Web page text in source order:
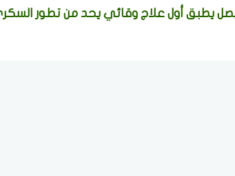
يطبق أول علاج وقائي يحد من تطور السكري